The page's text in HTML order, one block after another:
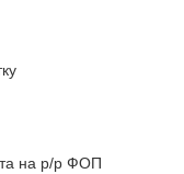
на р/р ФОП